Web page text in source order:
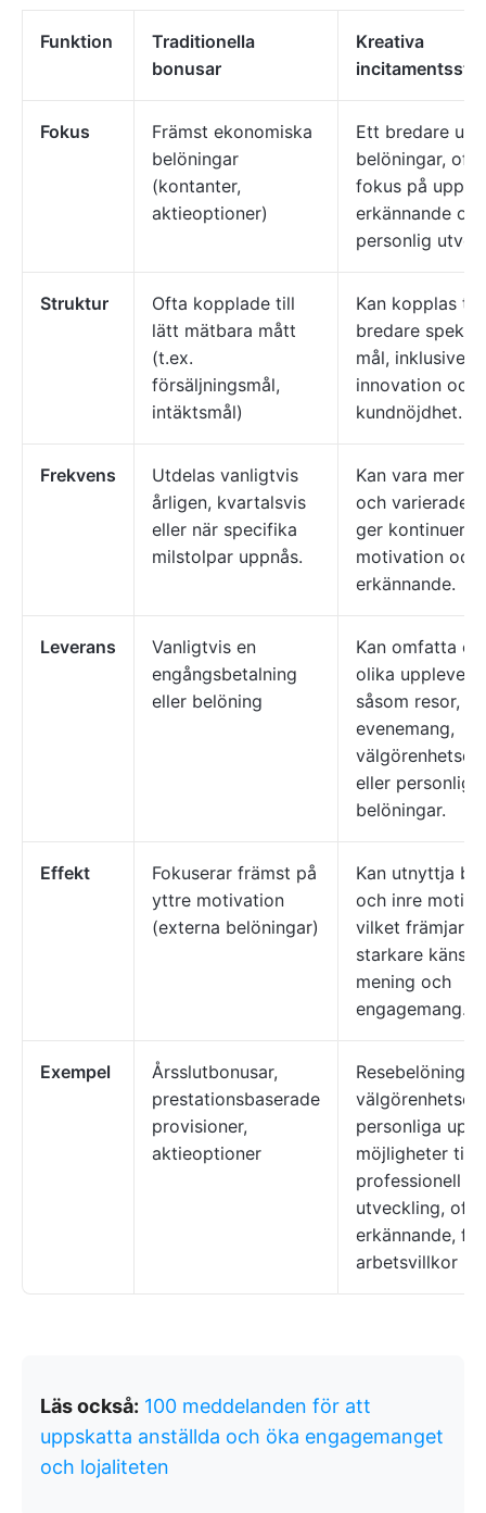
Funktion
Traditionella
bonusar
Kreativa
Fokus
Främst ekonomiska
belöningar
(kontanter,
aktieoptioner)
Ett bredare
belöningar,
fokus på
erkännande och
personlig
Struktur
Ofta kopplade till
lätt mätbara mått
(t.ex.
försäljningsmål,
intäktsmål)
Kan kopplas
bredare
mål, inklusive
innovation och
kundnöjdhet.
Frekvens
Utdelas vanligtvis
årligen, kvartalsvis
eller när specifika
milstolpar uppnås.
Kan vara mer
och varierade,
ger kontinuerlig
motivation och
erkännande.
Leverans
Vanligtvis en
engångsbetalning
eller belöning
Kan omfatta
olika
såsom resor,
evenemang,
eller personliga
belöningar.
Effekt
Fokuserar främst på
yttre motivation
(externa belöningar)
Kan utnyttja
och inre
vilket främjar
starkare känsla
mening och
engagemang.
Exempel
Årsslutbonusar,
prestationsbaserade
provisioner,
aktieoptioner
Resebelöningar,
personliga
möjligheter till
professionell
utveckling,
erkännande,
arbetsvillkor
Läs också: 100 meddelanden för att
uppskatta anställda och öka engagemanget
och lojaliteten